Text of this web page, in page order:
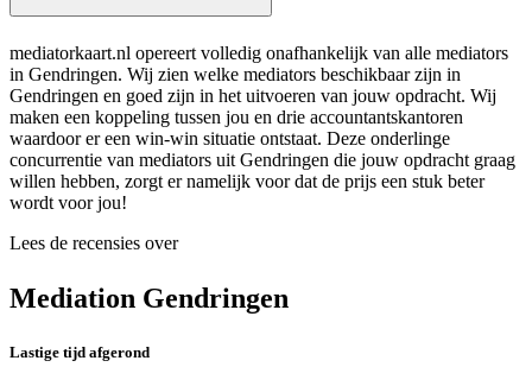
mediatorkaart.nl opereert volledig onafhankelijk van alle mediators
in Gendringen. Wij zien welke mediators beschikbaar zijn in
Gendringen en goed zijn in het uitvoeren van jouw opdracht. Wij
maken een koppeling tussen jou en drie accountantskantoren
waardoor er een win-win situatie ontstaat. Deze onderlinge
concurrentie van mediators uit Gendringen die jouw opdracht graag
willen hebben, zorgt er namelijk voor dat de prijs een stuk beter
wordt voor jou!
Lees de recensies over
Mediation Gendringen
Lastige tijd afgerond